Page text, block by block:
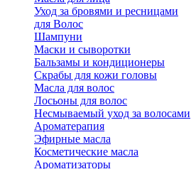
Уход за бровями и ресницами
для Волос
Шампуни
Маски и сыворотки
Бальзамы и кондиционеры
Скрабы для кожи головы
Масла для волос
Лосьоны для волос
Несмываемый уход за волосами
Ароматерапия
Эфирные масла
Косметические масла
Ароматизаторы